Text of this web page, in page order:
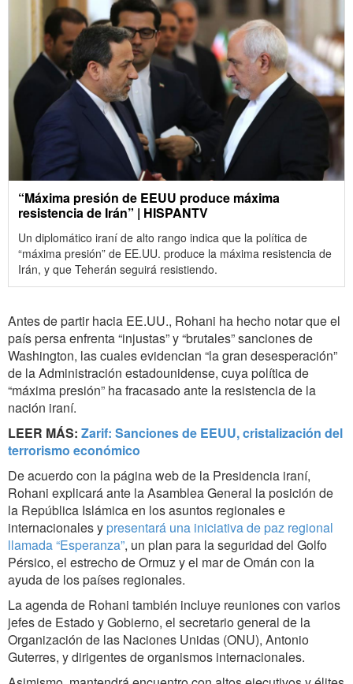
“Máxima presión de EEUU produce máxima
resistencia de Irán” | HISPANTV
Un diplomático iraní de alto rango indica que la política de
“máxima presión” de EE.UU. produce la máxima resistencia de
Irán, y que Teherán seguirá resistiendo.
Antes de partir hacia EE.UU., Rohani ha hecho notar que el
país persa enfrenta “injustas” y “brutales” sanciones de
Washington, las cuales evidencian “la gran desesperación”
de la Administración estadounidense, cuya política de
“máxima presión” ha fracasado ante la resistencia de la
nación iraní.
LEER MÁS: Zarif: Sanciones de EEUU, cristalización del
terrorismo económico
De acuerdo con la página web de la Presidencia iraní,
Rohani explicará ante la Asamblea General la posición de
la República Islámica en los asuntos regionales e
internacionales y presentará una iniciativa de paz regional
llamada “Esperanza”, un plan para la seguridad del Golfo
Pérsico, el estrecho de Ormuz y el mar de Omán con la
ayuda de los países regionales.
La agenda de Rohani también incluye reuniones con varios
jefes de Estado y Gobierno, el secretario general de la
Organización de las Naciones Unidas (ONU), Antonio
Guterres, y dirigentes de organismos internacionales.